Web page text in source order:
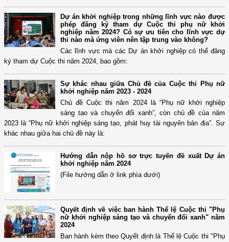
Dự án khởi nghiệp trong những lĩnh vực nào được
phép đăng ký tham dự Cuộc thi phụ nữ khởi
nghiệp năm 2024? Có sự ưu tiên cho lĩnh vực dự
thi nào mà ứng viên nên tập trung vào không?
Các lĩnh vực mà các Dự án khởi nghiệp có thể đăng
ký tham dự Cuộc thi năm 2024, bao gồm:
Sự khác nhau giữa Chủ đề của Cuộc thi Phụ nữ
khởi nghiệp năm 2023 - 2024
Chủ đề Cuộc thi năm 2024 là “Phụ nữ khởi nghiệp
sáng tạo và chuyển đổi xanh”, còn chủ đề của năm
2023 là “Phụ nữ khởi nghiệp sáng tạo, phát huy tài nguyên bản địa”. Sự
khác nhau giữa hai chủ đề này là:
Hướng dẫn nộp hồ sơ trực tuyến đề xuất Dự án
khởi nghiệp năm 2024
(File hướng dẫn ở link phía dưới)
Quyết định về việc ban hành Thể lệ Cuộc thi "Phụ
nữ khởi nghiệp sáng tạo và chuyển đổi xanh" năm
2024
Ban hành kèm theo Quyết định là Thể lệ Cuộc thi "Phụ